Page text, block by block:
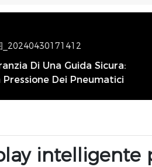
Di Una Guida Sicura:
Pressione Dei Pneumatici
intelligente